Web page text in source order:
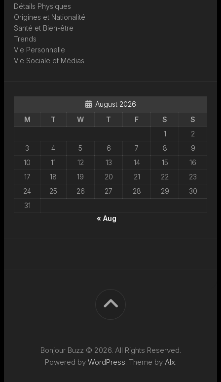
Détails Physiques
Origines et Nationalité
Santé et Bien-être
Trends
Vie Personnelle
Vie Sociale et Médias
August 2026
M
T W T F S
S
1
2
3
4 5 6 7 8
9
10
11 12 13 14 15
16
17
18 19 20 21 22
23
24
25 26 27 28 29
30
31
« Aug
Bonjour Buzz © 2026. All Rights Reserved.
Powered by WordPress. Theme by Alx.